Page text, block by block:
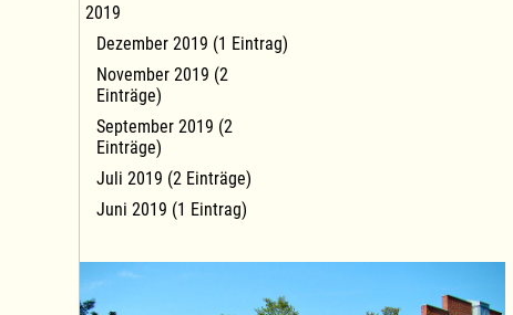
2019
Dezember 2019 (1 Eintrag)
November 2019 (2
Einträge)
September 2019 (2
Einträge)
Juli 2019 (2 Einträge)
Juni 2019 (1 Eintrag)